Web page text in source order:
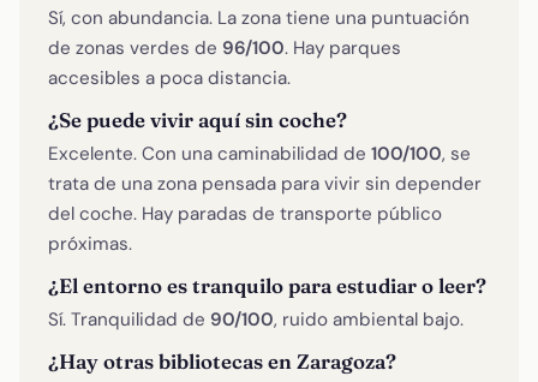
Sí, con abundancia. La zona tiene una puntuación
de zonas verdes de 96/100. Hay parques
accesibles a poca distancia.
¿Se puede vivir aquí sin coche?
Excelente. Con una caminabilidad de 100/100, se
trata de una zona pensada para vivir sin depender
del coche. Hay paradas de transporte público
próximas.
¿El entorno es tranquilo para estudiar o leer?
Sí. Tranquilidad de 90/100, ruido ambiental bajo.
¿Hay otras bibliotecas en Zaragoza?